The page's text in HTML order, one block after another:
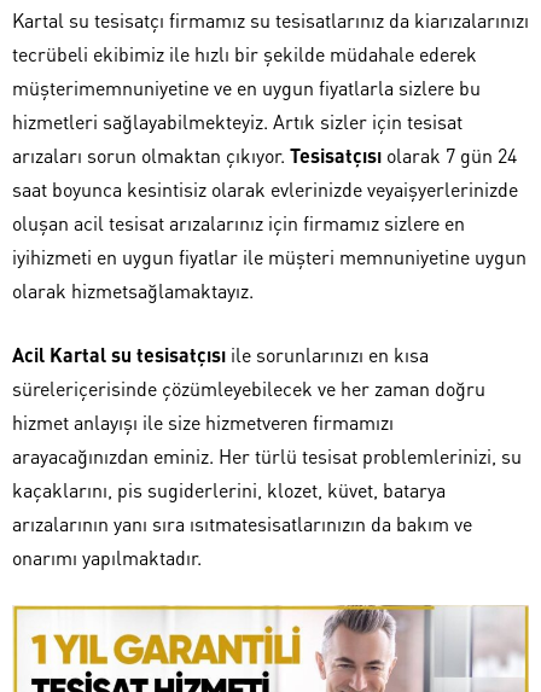
Kartal su tesisatçı firmamız su tesisatlarınız da kiarızalarınızı
tecrübeli ekibimiz ile hızlı bir şekilde müdahale ederek
müşterimemnuniyetine ve en uygun fiyatlarla sizlere bu
hizmetleri sağlayabilmekteyiz. Artık sizler için tesisat
arızaları sorun olmaktan çıkıyor. Tesisatçısı olarak 7 gün 24
saat boyunca kesintisiz olarak evlerinizde veyaişyerlerinizde
oluşan acil tesisat arızalarınız için firmamız sizlere en
iyihizmeti en uygun fiyatlar ile müşteri memnuniyetine uygun
olarak hizmetsağlamaktayız.
Acil Kartal su tesisatçısı ile sorunlarınızı en kısa
süreleriçerisinde çözümleyebilecek ve her zaman doğru
hizmet anlayışı ile size hizmetveren firmamızı
arayacağınızdan eminiz. Her türlü tesisat problemlerinizi, su
kaçaklarını, pis sugiderlerini, klozet, küvet, batarya
arızalarının yanı sıra ısıtmatesisatlarınızın da bakım ve
onarımı yapılmaktadır.